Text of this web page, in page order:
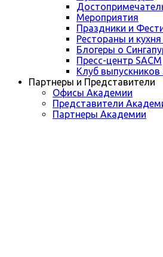
Мероприятия
Праздники и
Рестораны и кухня
Блогеры о
Пресс-центр SACM
Клуб выпускников
Партнеры и Представители
Офисы Академии
Представители
Партнеры Академии